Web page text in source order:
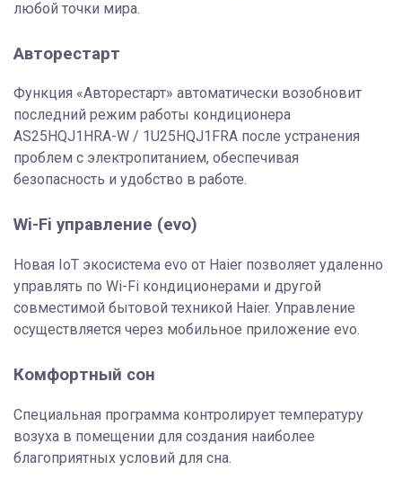
любой точки мира.
Авторестарт
Функция «Авторестарт» автоматически возобновит
последний режим работы кондиционера
AS25HQJ1HRA-W / 1U25HQJ1FRA после устранения
проблем с электропитанием, обеспечивая
безопасность и удобство в работе.
Wi-Fi управление (evo)
Новая IoT экосистема evo от Haier позволяет удаленно
управлять по Wi-Fi кондиционерами и другой
совместимой бытовой техникой Haier. Управление
осуществляется через мобильное приложение evo.
Комфортный сон
Специальная программа контролирует температуру
возуха в помещении для создания наиболее
благоприятных условий для сна.